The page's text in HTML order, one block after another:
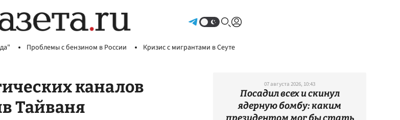
Проблемы с бензином в России Кризис с мигрантами в Сеуте
каналов
Тайваня
07 августа 2026, 10:43
Посадил всех и скинул
ядерную бомбу: каким